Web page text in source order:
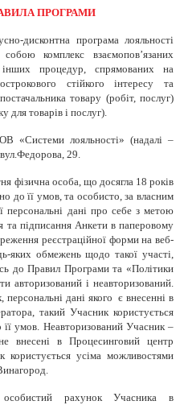
ПРОГРАМИ
дисконтна програма лояльності
комплекс взаємопов’язаних
інших процедур, спрямованих на
стійкого інтересу та
товару (робіт, послуг)
для товарів і послуг).
«Системи лояльності» (надалі –
29.
фізична особа, що досягла 18 років
до її умов, та особисто, за власним
персональні дані про себе з метою
та підписання Анкети в паперовому
реєстраційної форми на веб-
яких обмежень щодо такої участі,
до Правил Програми та «Політики
авторизований і неавторизований.
дані якого є внесенні в
такий Учасник користується
умов. Неавторизований Учасник –
внесені в Процесинговий центр
усіма можливостями
рахунок Учасника в